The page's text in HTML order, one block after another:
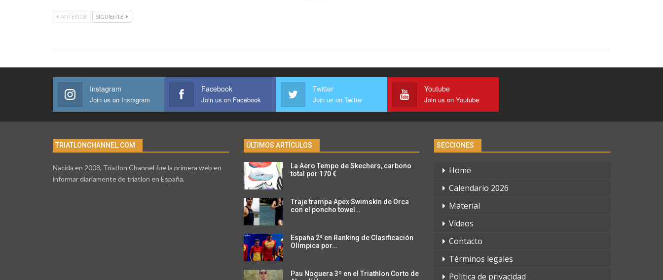
ANTERIOR SIGUIENTE
Instagram
Join us on Instagram
Facebook
Join us on Facebook
Twitter
Join us on Twitter
Youtube
Join us on Youtube
TRIATLONCHANNEL.COM
Nacida en 2008, Triatlon Channel fue la primera web en
informar diariamente de triatlon en España.
ÚLTIMOS ARTÍCULOS
La Aero Tempo de Skechers, carbono
total por 170 €
Traje trampa Apex Swimskin de Orca
con el poncho towel…
España 2ª en Ranking de Clasificación
Olímpica por…
Pau Noguera 3º en el Triathlon Corto de
SECCIONES
Home
Calendario 2026
Material
Vídeos
Contacto
Términos legales
Política de privacidad